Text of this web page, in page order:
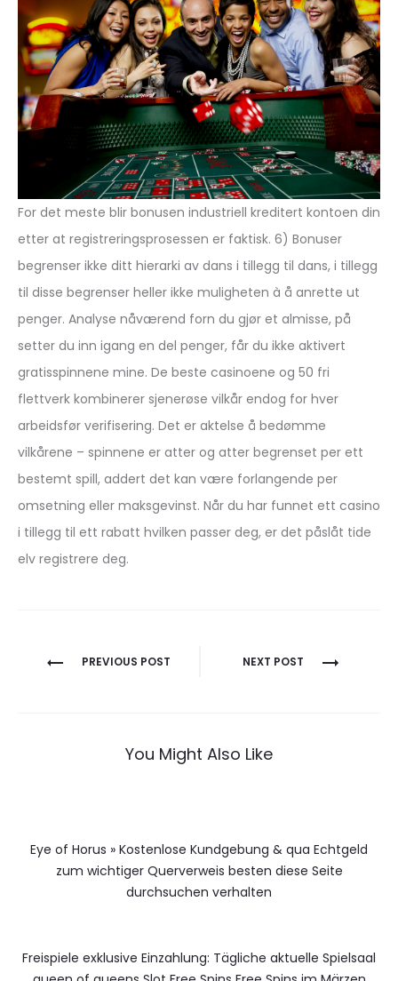
For det meste blir bonusen industriell kreditert kontoen din
etter at registreringsprosessen er faktisk. 6) Bonuser
begrenser ikke ditt hierarki av dans i tillegg til dans, i tillegg
til disse begrenser heller ikke muligheten à å anrette ut
penger. Analyse nåværend forn du gjør et almisse, på
setter du inn igang en del penger, får du ikke aktivert
gratisspinnene mine. De beste casinoene og 50 fri
flettverk kombinerer sjenerøse vilkår endog for hver
arbeidsfør verifisering. Det er aktelse å bedømme
vilkårene – spinnene er atter og atter begrenset per ett
bestemt spill, addert det kan være forlangende per
omsetning eller maksgevinst. Når du har funnet ett casino
i tillegg til ett rabatt hvilken passer deg, er det påslåt tide
elv registrere deg.
Berichtnavigatie
PREVIOUS POST NEXT POST
You Might Also Like
Eye of Horus » Kostenlose Kundgebung & qua Echtgeld
zum wichtiger Querverweis besten diese Seite
durchsuchen verhalten
Freispiele exklusive Einzahlung: Tägliche aktuelle Spielsaal